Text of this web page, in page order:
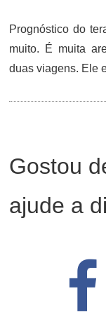
Prognóstico do
muito. É muita
duas viagens. Ele
Gostou
ajude a